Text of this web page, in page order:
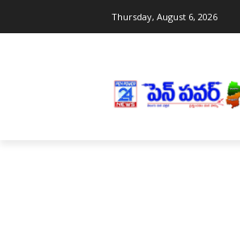
Thursday, August 6, 2026